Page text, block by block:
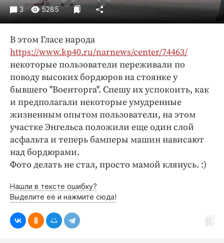
Общество
Погода
Праздники
Происшествия
Спорт
Экономика и бизнес
ПРОЕКТЫ
Блоги
Издания
Медиаперсона
Интересное чтиво
Бренд года
Работодатель года
3 5285
В этом Гласе народа
https://www.kp40.ru/narnews/center/74463/
некоторые пользователи переживали по
поводу высоких бордюров на стоянке у
бывшего "Военторга". Спешу их успокоить, как
и предполагали некоторые умудренные
жизненным опытом пользователи, на этом
участке Энгельса положили еще один слой
асфальта и теперь бамперы машин нависают
над бордюрами.
Фото делать не стал, просто мамой клянусь. :)
Нашли в тексте ошибку?
Выделите её и нажмите сюда!